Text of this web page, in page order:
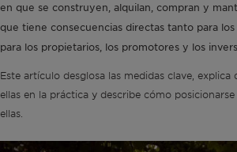
en que se construyen, alquilan, compran y
que tiene consecuencias directas tanto para
para los propietarios, los promotores y los
Este artículo desglosa las medidas clave,
ellas en la práctica y describe cómo
ellas.